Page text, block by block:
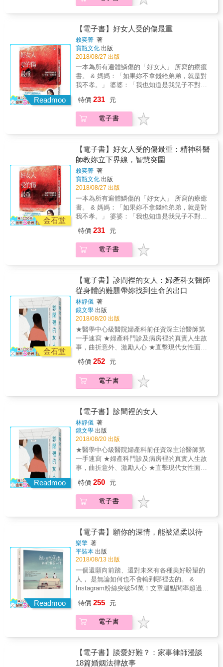
可以辭職，為什麼媳婦這個角色不想當的時
候，卻不能那樣做呢？難道不想當媳婦，只有
離婚或死亡這兩種方法嗎？我不想通過這兩種
方式結束媳婦的角色。我只是想脫下『媳婦』
這件外衣。」 作者金英朱是大家族的長媳，也
是兩個小孩的媽媽。她和丈夫婚前十分相愛，
以為和自己愛的人結婚，就能開始過幸福的人
生。婚後英朱與公婆同住，公婆雖好，但同住
的沉重壓力，讓她不敢表達心中的想法，經常
只得把自己的感受埋在心底最深處，以為只要
自己配合，公婆開心、老公開心，她就能越來
越幸福？但是，婚後的日子，她與先生的距離
卻越來越遠，有了孩子之後，和公婆之間也因
為孩子的教養問題，心裡累積著許多委曲。 原
本以為婚姻會是幸福的，但她卻越來越不快
樂，所愛的丈夫也似乎變成了陌生人，該是幸
福的婚姻卻往不幸的地方加速前去。 她不希望
女兒看著她的背影長大，過著與她相同的人
生。於是在中秋節前夕，她決心對公婆提出辭
職，不再當媳婦了！ 對公婆提出辭職後，原以
為公婆會大怒，想不到他們平靜的接受了，相
開始思考自己的問題和婚姻的困境。 這不是一
本咒罵公婆的媳婦日記，金英朱說她的公婆人
很好，但她依舊覺得痛苦。更別說是嫁入家庭
念，有時我們並不輕易發現，但卻已不合時
宜，更可怕的是它已傷害到婚姻。 為什麼相愛
的兩個人，結婚後卻不再相愛？ 為什麼婚後努
力扮演好媳婦、好太太、好媽媽，卻感受不到
幸福？ 為什麼該支持自己的丈夫，卻總是要我
忍耐？ 作者透過自身的經驗反思這些問題，經
過了數年的時間，察覺內在的問題，培養自己
的力量，放下不知不覺從小就背負在她身上的
女性束縛。 原本以為會以離婚收場的悲慘人
生，竟大逆轉。 於是，人生的奇蹟，在她的下
的、勇敢的、重新找回自己和愛的女人故事。
同時也存在著妳的故事，妳的眼淚，妳的出路
&hellip;&hellip; 作者的話： 「婚後的日子，就
徘徊不停，被困得喘不過氣來，但卻回不去也
走不出來。當時，我真的很想聽聽那些曾走出
來的人的故事。所以，我鼓起勇氣寫出這本
書，就是為了幫助對像過去的我那樣，在婚姻
中感到寂寞痛苦的人。我想要告訴你們，每個
人都具有，可以過著不同人生的力量，不管現
在的你，處境有多麼艱難，一定都可以改變，
Readmoo
【電子書】好女人受的傷最重
賴奕菁 著
寶瓶文化 出版
2018/08/27 出版
一本為所有遍體鱗傷的「好女人」 所寫的療癒
書。 & 媽媽：「如果妳不拿錢給弟弟，就是對
我不孝。」 婆婆：「我也知道是我兒子不對，
的賭債，都是妳幫忙還的。這一次，妳不會見
死不救吧？」 面對家人，妳總是難以拒絕， 於
是，妳一再的妥協、忍讓與犧牲， 雖然妳早已
兒、好太太， 但妥協、忍讓與犧牲，無法讓妳
被愛。 請放下好媳婦、好女兒、好太太的迷思
與包袱。 &好女人不會被愛，只會被控制、支
配與索討無度。 我們應該從「好女人」的桎梏
與牢籠裡走出來。 ‧丈夫的外遇對象是她的親
姊。娘家和夫家都勸她吞忍，跟她說「原諒別
人，就是放過自己」。 ‧她不斷償還公婆欠下的
千萬賭債，最後卻連兒子的留學費都付不出
來。 ‧因為怕媽媽崩潰，她聽躁鬱症媽媽的話，
扛下了800萬房貸，卻落到抱著孩子徹夜痛哭
中，女性往往被隱性、幽微地要求，要乖巧、
聽話、順從，甚至妥協、忍讓、犧牲。於是，
哪怕女性已經萬般委屈求全了，但糾葛在女性
是不是自己只要再犧牲一些，這些爭執與紛爭
就不會發生了？ 看診多年，傾聽無數女性患者
心事，但也更曾被傳統好女人的束縛，綑綁到
想輕生的賴奕菁精神科醫師，她想對這些女性
說： 「不是的，我們再退讓、再犧牲，對方也
不會感激或改變，只會更食髓知味、一再進
逼，不會有苦盡甘來的那一天。所以，我們要
做的是立下界線，設下停損點，更別害怕拒絕
重與平等，不會從天下掉下來，別人也不會自
是，我們需要深刻了解自己，為自己做適合的
選擇與決定，並勇敢地承擔結果，而不是被
動、消極地等待別人的看見、給予或成全。」
因為曾走過心痛與心碎，賴醫師特別能體會為
了做到社會或他人眼中的好女人，女性們所付
出的代價與眼淚。這是賴醫師特地為所有遍體
鱗傷的「好女人」所寫的一本療癒書，也是勇
氣之書。 本書特色 ◎給習慣委屈求全、忍辱負
重、息事寧人的妳。 ◎犧牲、委屈不是妳愛對
方的唯一選擇。 ◎王俸鋼（彰化基督教醫院司
法精神醫學中心主任）撰推薦序；呂秋遠（律
師）、林靜如（律師娘）、陳安儀（資深媒體
人）、黃大米（作家）、鄧惠文（榮格分析師
／精神科醫師）同感推薦（依姓氏筆劃順序排
列） ◎「因為溫柔的同情共感，書中每一段落
的故事，真實呈現了無數受苦的女性生命的縮
中，找到自身的共鳴點，而男性讀者也可以從
中發掘出身邊無數女性說不清、道不明的深沉
傷痛。由於堅毅的解構洞察，精神科醫師的專
業分析散發出自我賦權的能量與勇氣，讓透過
這本書得到某種程度救贖的讀者，可以借著本
書所給予的力量，從逆境中得到脫困的契
機。」──王俸鋼（彰化基督教醫院司法精神醫
媽，婚齡二十年，唸到博士，做過主管，生活
會輕鬆、簡單嗎？在我這樣看似凶悍、能幹的
外表下，我也曾經著過傳統教誨的道，婚後秉
持著莫名的自我期許，想當賢妻良母、好媳
但丈夫比我還忙，而長輩也都在外地，愛莫能
助。兩個孩子還小，只會需索，無法體諒。在
特價 231 元
電子書
金石堂
【電子書】好女人受的傷最重：精神科醫
師教妳立下界線，智慧突圍
賴奕菁 著
寶瓶文化 出版
2018/08/27 出版
一本為所有遍體鱗傷的「好女人」 所寫的療癒
書。 & 媽媽：「如果妳不拿錢給弟弟，就是對
我不孝。」 婆婆：「我也知道是我兒子不對，
的賭債，都是妳幫忙還的。這一次，妳不會見
死不救吧？」 面對家人，妳總是難以拒絕， 於
是，妳一再的妥協、忍讓與犧牲， 雖然妳早已
兒、好太太， 但妥協、忍讓與犧牲，無法讓妳
被愛。 請放下好媳婦、好女兒、好太太的迷思
與包袱。 &好女人不會被愛，只會被控制、支
配與索討無度。 我們應該從「好女人」的桎梏
與牢籠裡走出來。 ‧丈夫的外遇對象是她的親
姊。娘家和夫家都勸她吞忍，跟她說「原諒別
人，就是放過自己」。 ‧她不斷償還公婆欠下的
千萬賭債，最後卻連兒子的留學費都付不出
來。 ‧因為怕媽媽崩潰，她聽躁鬱症媽媽的話，
扛下了800萬房貸，卻落到抱著孩子徹夜痛哭
中，女性往往被隱性、幽微地要求，要乖巧、
聽話、順從，甚至妥協、忍讓、犧牲。於是，
哪怕女性已經萬般委屈求全了，但糾葛在女性
是不是自己只要再犧牲一些，這些爭執與紛爭
就不會發生了？ 看診多年，傾聽無數女性患者
心事，但也更曾被傳統好女人的束縛，綑綁到
想輕生的賴奕菁精神科醫師，她想對這些女性
說： 「不是的，我們再退讓、再犧牲，對方也
不會感激或改變，只會更食髓知味、一再進
逼，不會有苦盡甘來的那一天。所以，我們要
他人，我們有拒絶他人的權利。而關係裡的尊
重與平等，不會從天下掉下來，別人也不會自
動給妳，妳必須自己爭取與捍衛。更重要的
是，我們需要深刻了解自己，為自己做適合的
動、消極地等待別人的看見、給予或成全。」
因為曾走過心痛與心碎，賴醫師特別能體會為
了做到社會或他人眼中的好女人，女性們所付
出的代價與眼淚。這是賴醫師特地為所有遍體
鱗傷的「好女人」所寫的一本療癒書，也是勇
氣之書。 本書特色 ◎給習慣委屈求全、忍辱負
重、息事寧人的妳。 ◎犧牲、委屈不是妳愛對
方的唯一選擇。 ◎王俸鋼（彰化基督教醫院司
法精神醫學中心主任）撰推薦序；呂秋遠（律
人）、黃大米（作家）、鄧惠文（榮格分析師
／精神科醫師）同感推薦（依姓氏筆劃順序排
列） ◎「因為溫柔的同情共感，書中每一段落
影，幾乎所有女性讀者都可以在不同的情節
中，找到自身的共鳴點，而男性讀者也可以從
特價 231 元
電子書
金石堂
【電子書】診間裡的女人：婦產科女醫師
從身體的難題帶妳找到生命的出口
林靜儀 著
鏡文學 出版
2018/08/20 出版
★醫學中心級醫院婦產科前任資深主治醫師第
一手速寫 ★婦產科門診及病房裡的真實人生故
事，曲折意外、激勵人心 ★直擊現代女性面臨
可以看醫生，但人生的苦該怎麼治？ 所有女人
必須面臨的抉擇 所有男人不該逃避的課題 沒有
標準解答的婚育、性別、家庭、世代等疑難雜
不服輸的女醫師， 在她的診間和病房裡，有各
式各樣的女人及女孩到來。 她們是來看病，還
是看心？女醫師除了開藥開刀，能不能為她們
的人生開一條路？ 這位始終掛心病人的女醫
師，更身體力行在醫療界中努力為女性擴張立
足點， 證明女人絕對不是「第二性」！ ───二
十七件個案，是二十七個真實深刻的人生故事
─── 〈初診〉 我輕輕把她的T恤往上拉。呃，
一個鼓脹得很厲害的下腹。 「你沒有發現小腹
尷尬，「我以為我發胖。」 &hellip;&hellip;那
個腫塊，有點硬度，外表光滑，腫塊最頂端到
肚臍上面兩根手指頭高度，幾乎是一個大白柚
獨問林醫師的？」 她聽到我這一問，眼睛一
亮，「有。」於是我請姑姑先到診間外面等
候，讓我跟她單獨聊聊。 「你要告訴林醫師什
麼呢？」我稍微向前傾，像是要聽她悄悄話一
樣，笑著問她。 她像是個藏了祕密很久，終於
可以分享的小女孩，「林醫師我告訴你喔，我
懷孕了！我男朋友叫我不要講，他說等到小孩
眼神閃亮亮，喜孜孜的。 這。下。問。題。
可。大。了。 〈計畫〉 「不是，不行啦！」婆
婆耐不住，又靠過來了。 「啊？什麼不行？」
&hellip;&hellip; 「沒有喔，她懷孕前就有控制
好她的血糖，也補充了葉酸，這些都已經把胎
特價 252 元
電子書
Readmoo
【電子書】診間裡的女人
林靜儀 著
鏡文學 出版
2018/08/20 出版
★醫學中心級醫院婦產科前任資深主治醫師第
一手速寫 ★婦產科門診及病房裡的真實人生故
事，曲折意外、激勵人心 ★直擊現代女性面臨
可以看醫生，但人生的苦該怎麼治？ 所有女人
必須面臨的抉擇 所有男人不該逃避的課題 沒有
標準解答的婚育、性別、家庭、世代等疑難雜
不服輸的女醫師， 在她的診間和病房裡，有各
式各樣的女人及女孩到來。 她們是來看病，還
是看心？女醫師除了開藥開刀，能不能為她們
的人生開一條路？ 這位始終掛心病人的女醫
師，更身體力行在醫療界中努力為女性擴張立
足點， 證明女人絕對不是「第二性」！ ───二
十七件個案，是二十七個真實深刻的人生故事
─── 〈初診〉 我輕輕把她的T恤往上拉。呃，
一個鼓脹得很厲害的下腹。 「你沒有發現小腹
尷尬，「我以為我發胖。」 &hellip;&hellip;那
個腫塊，有點硬度，外表光滑，腫塊最頂端到
肚臍上面兩根手指頭高度，幾乎是一個大白柚
獨問林醫師的？」 她聽到我這一問，眼睛一
亮，「有。」於是我請姑姑先到診間外面等
特價 250 元
電子書
Readmoo
【電子書】願你的深情，能被溫柔以待
樂擎 著
平裝本 出版
2018/08/13 出版
一個還願向前踏、還對未來有各種美好盼望的
人， 是無論如何也不會輸到哪裡去的。 &
Instagram粉絲突破54萬！文章週點閱率超過
新作品！ 願你恰巧成熟，而你遇到的他也恰好
溫柔。 願你那裡的天氣無論晴或雨， 抬起頭，
就有日月為伴，繁星照耀，再不必獨自逞強。
待。 請，好好善待你的青春， 珍惜，屬於它的
每個唯一。 曾經，我們把愛情當成了天，彷若
特價 255 元
電子書
【電子書】談愛好難？：家事律師漫談
18篇婚姻法律故事